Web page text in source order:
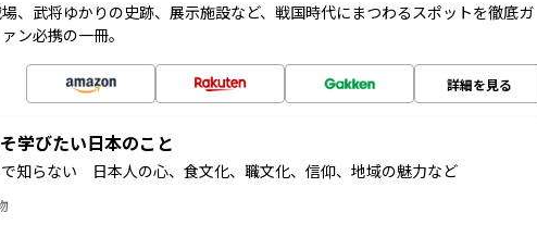
、武将ゆかりの史跡、展示施設など、戦国時代にまつわるスポットを徹底ガ
ン必携の一冊。
詳細を見る
学びたい日本のこと
知らない 日本人の心、食文化、職文化、信仰、地域の魅力など